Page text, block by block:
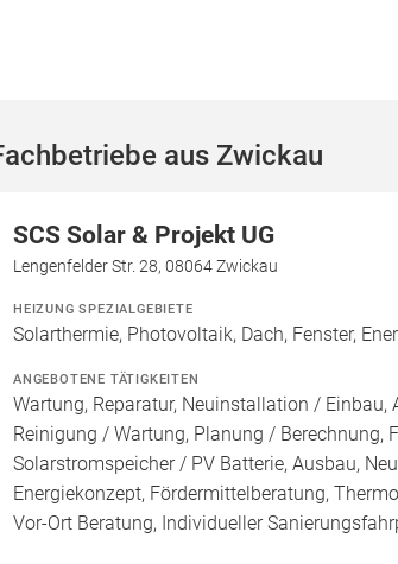
aus Zwickau
SCS Solar & Projekt UG
Lengenfelder Str. 28, 08064 Zwickau
HEIZUNG SPEZIALGEBIETE
Solarthermie, Photovoltaik, Dach, Fenster,
ANGEBOTENE TÄTIGKEITEN
Wartung, Reparatur, Neuinstallation /
Reinigung / Wartung, Planung / Berechnung,
Solarstromspeicher / PV Batterie, Ausbau,
Energiekonzept, Fördermittelberatung,
Vor-Ort Beratung, Individueller